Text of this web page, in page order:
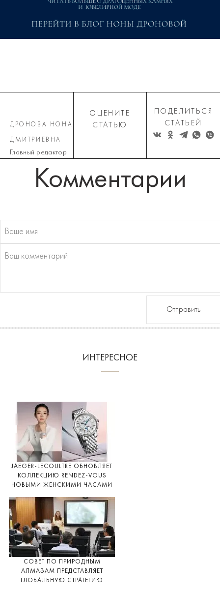
ДРОНОВА НОНА
ДМИТРИЕВНА
Главный редактор
ОЦЕНИТЕ
СТАТЬЮ
ПОДЕЛИТЬСЯ
СТАТЬЕЙ
Комментарии
Отправить
ИНТЕРЕСНОЕ
JAEGER-LECOULTRE ОБНОВЛЯЕТ
КОЛЛЕКЦИЮ RENDEZ-VOUS
НОВЫМИ ЖЕНСКИМИ ЧАСАМИ
СОВЕТ ПО ПРИРОДНЫМ
АЛМАЗАМ ПРЕДСТАВЛЯЕТ
ГЛОБАЛЬНУЮ СТРАТЕГИЮ